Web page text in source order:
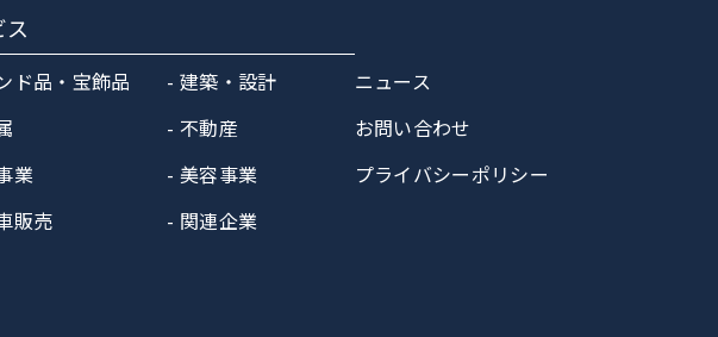
ド品・宝飾品
業
販売
建築・設計
不動産
美容事業
関連企業
ニュース
お問い合わせ
プライバシーポリシー